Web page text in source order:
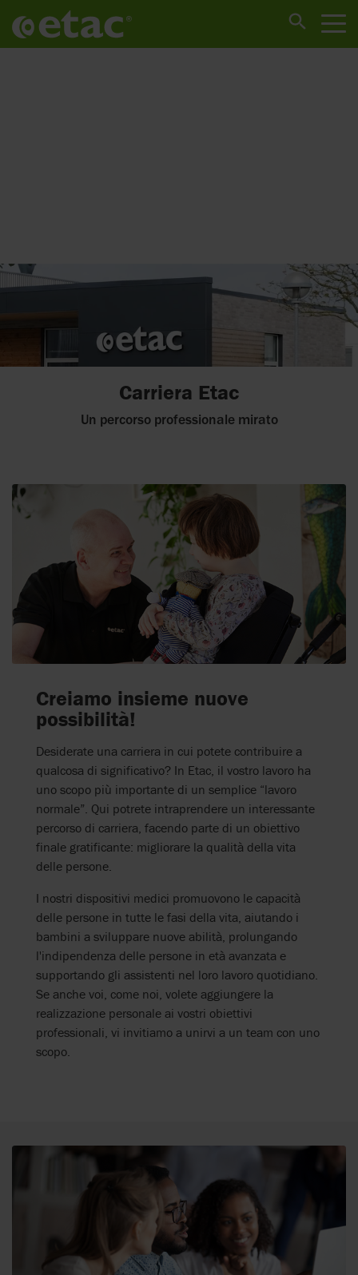
Carriera Etac
Un percorso professionale mirato
Creiamo insieme nuove
possibilità!
Desiderate una carriera in cui potete contribuire a
qualcosa di significativo? In Etac, il vostro lavoro ha
uno scopo più importante di un semplice “lavoro
normale”. Qui potrete intraprendere un interessante
percorso di carriera, facendo parte di un obiettivo
finale gratificante: migliorare la qualità della vita
delle persone.
I nostri dispositivi medici promuovono le capacità
delle persone in tutte le fasi della vita, aiutando i
bambini a sviluppare nuove abilità, prolungando
l'indipendenza delle persone in età avanzata e
supportando gli assistenti nel loro lavoro quotidiano.
Se anche voi, come noi, volete aggiungere la
realizzazione personale ai vostri obiettivi
professionali, vi invitiamo a unirvi a un team con uno
scopo.